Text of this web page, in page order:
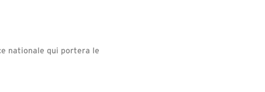
nationale qui portera le